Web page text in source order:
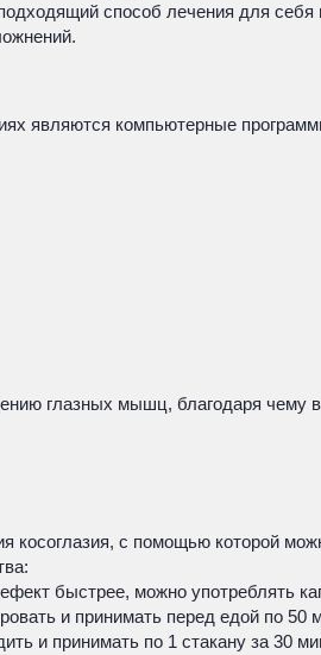
способ лечения для себя
являются компьютерные
глазных мышц, благодаря чему
косоглазия, с помощью которой
быстрее, можно употреблять
и принимать перед едой по 50
и принимать по 1 стакану за 30